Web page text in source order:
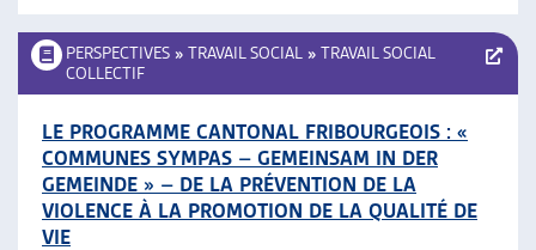
PERSPECTIVES » TRAVAIL SOCIAL » TRAVAIL SOCIAL
COLLECTIF
LE PROGRAMME CANTONAL FRIBOURGEOIS : «
COMMUNES SYMPAS – GEMEINSAM IN DER
GEMEINDE » – DE LA PRÉVENTION DE LA
VIOLENCE À LA PROMOTION DE LA QUALITÉ DE
VIE